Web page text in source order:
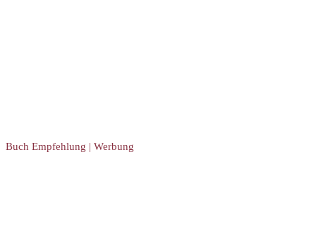
Buch Empfehlung | Werbung